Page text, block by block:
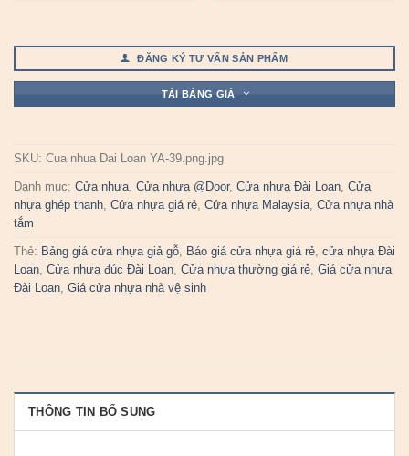
ĐĂNG KÝ TƯ VẤN SẢN PHẨM
TẢI BẢNG GIÁ
SKU: Cua nhua Dai Loan YA-39.png.jpg
Danh mục: Cửa nhựa, Cửa nhựa @Door, Cửa nhựa Đài Loan, Cửa
nhựa ghép thanh, Cửa nhựa giá rẻ, Cửa nhựa Malaysia, Cửa nhựa nhà
tắm
Thẻ: Bảng giá cửa nhựa giả gỗ, Báo giá cửa nhựa giá rẻ, cửa nhựa Đài
Loan, Cửa nhựa đúc Đài Loan, Cửa nhựa thường giá rẻ, Giá cửa nhựa
Đài Loan, Giá cửa nhựa nhà vệ sinh
THÔNG TIN BỔ SUNG